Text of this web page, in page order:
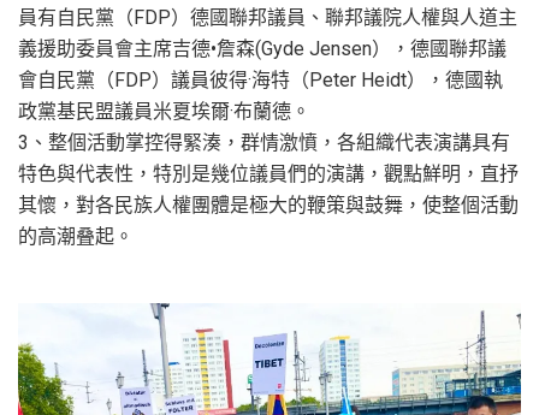
員有自民黨（FDP）德國聯邦議員、聯邦議院人權與人道主
義援助委員會主席吉德•詹森(Gyde Jensen），德國聯邦議
會自民黨（FDP）議員彼得·海特（Peter Heidt），德國執
政黨基民盟議員米夏埃爾·布蘭德。
3、整個活動掌控得緊湊，群情激憤，各組織代表演講具有
特色與代表性，特別是幾位議員們的演講，觀點鮮明，直抒
其懷，對各民族人權團體是極大的鞭策與鼓舞，使整個活動
的高潮叠起。